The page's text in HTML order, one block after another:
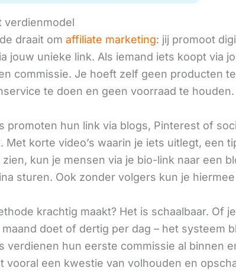
verdienmodel
draait om affiliate marketing: jij promoot
jouw unieke link. Als iemand iets koopt via
commissie. Je hoeft zelf geen producten
te doen en geen voorraad te houden.
promoten hun link via blogs, Pinterest of
Met korte video’s waarin je iets uitlegt, een
zien, kun je mensen via je bio-link naar een
sturen. Ook zonder volgers kun je
krachtig maakt? Het is schaalbaar. Of
doet of dertig per dag – het systeem
verdienen hun eerste commissie al binnen
vooral een kwestie van volhouden en